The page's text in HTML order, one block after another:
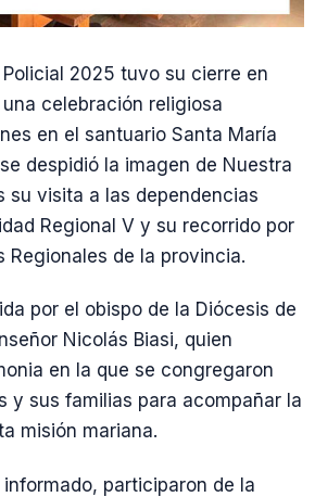
2025 tuvo su cierre en
celebración religiosa
en el santuario Santa María
despidió la imagen de Nuestra
su visita a las dependencias
Regional V y su recorrido por
Regionales de la provincia.
por el obispo de la Diócesis de
Nicolás Biasi, quien
en la que se congregaron
y sus familias para acompañar la
misión mariana.
participaron de la